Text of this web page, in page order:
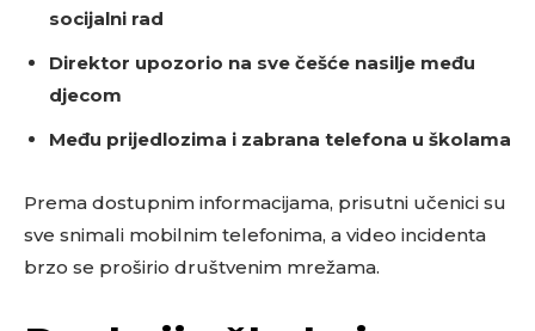
socijalni rad
Direktor upozorio na sve češće nasilje među
djecom
Među prijedlozima i zabrana telefona u školama
Prema dostupnim informacijama, prisutni učenici su
sve snimali mobilnim telefonima, a video incidenta
brzo se proširio društvenim mrežama.